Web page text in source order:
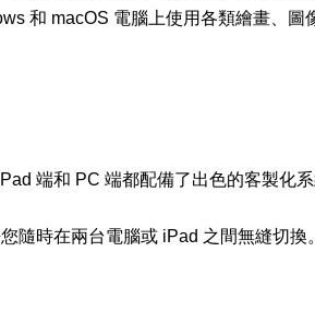
和 macOS 電腦上使用各類繪畫、
端和 PC 端都配備了出色的客製化
隨時在兩台電腦或 iPad 之間無縫切換